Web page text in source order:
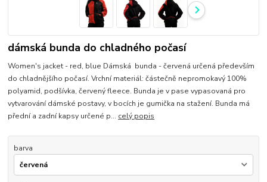
dámská bunda do chladného počasí
Women's jacket - red, blue Dámská bunda - červená určená především
do chladnějšího počasí. Vrchní materiál: částečně nepromokavý 100%
polyamid, podšívka, červený fleece. Bunda je v pase vypasovaná pro
vytvarování dámské postavy, v bocích je gumička na stažení. Bunda má
přední a zadní kapsy určené p... celý popis
barva